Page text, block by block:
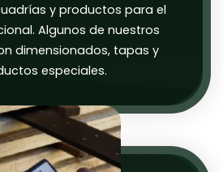
y productos para el
Algunos de nuestros
dimensionados, tapas y
especiales.